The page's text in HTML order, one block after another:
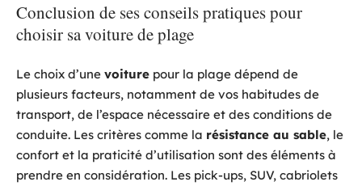
Conclusion de ses conseils pratiques pour
choisir sa voiture de plage
Le choix d’une voiture pour la plage dépend de
plusieurs facteurs, notamment de vos habitudes de
transport, de l’espace nécessaire et des conditions de
conduite. Les critères comme la résistance au sable, le
confort et la praticité d’utilisation sont des éléments à
prendre en considération. Les pick-ups, SUV, cabriolets